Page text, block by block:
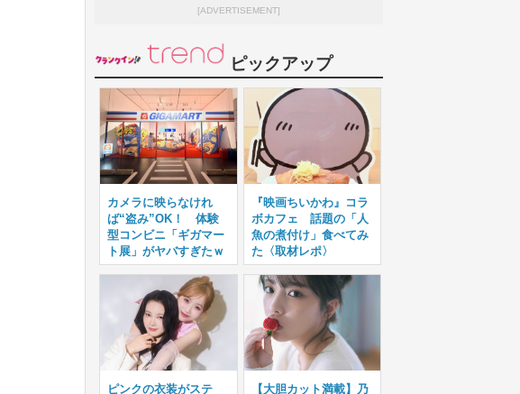
[ADVERTISEMENT]
ピックアップ
カメラに映らなけれ
ば“盗み”OK！ 体験
型コンビニ「ギガマー
ト展」がヤバすぎたｗ
『映画ちいかわ』コラ
ボカフェ 話題の「人
魚の煮付け」食べてみ
た〈取材レポ〉
ピンクの衣装がステ 【大胆カット満載】乃